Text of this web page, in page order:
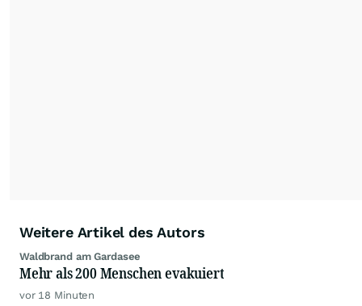
Weitere Artikel des Autors
Waldbrand am Gardasee
Mehr als 200 Menschen evakuiert
vor 18 Minuten